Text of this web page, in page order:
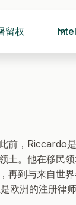
留权
前，Riccardo
土。他在移民
再到与来自世
欧洲的注册律